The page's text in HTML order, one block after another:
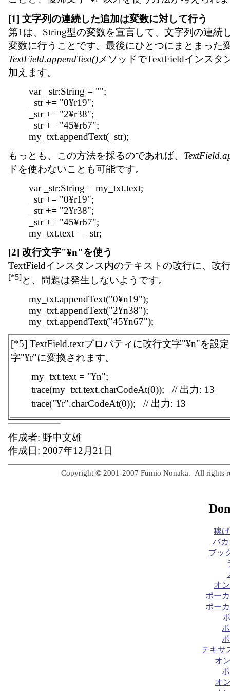
[1] 文字列の連続した追加は変数に対して行う
第1は、String型の変数を宣言して、文字列の連続
変数に行うことです。最後にひとつにまとまった
TextField.appendText()メソッドでTextFieldインスタ
加えます。
var _str:String = "";
_str += "0¥r19";
_str += "2¥r38";
_str += "45¥r67";
my_txt.appendText(_str);
もっとも、この方法を採るのであれば、
ドを使わないことも可能です。
var _str:String = my_txt.text;
_str += "0¥r19";
_str += "2¥r38";
_str += "45¥r67";
my_txt.text = _str;
[2] 改行文字"¥n"を使う
TextFieldインスタンス内のテキストの改行に、改
[*5]と、問題は発生しないようです。
my_txt.appendText("0¥n19");
my_txt.appendText("2¥n38");
my_txt.appendText("45¥n67");
[*5] TextField.textプロパティに改行文字"¥n"を設
字"¥r"に変換されます。
my_txt.text = "¥n";
trace(my_txt.text.charCodeAt(0)); // 出力: 13
trace("¥r".charCodeAt(0)); // 出力: 13
作成者: 野中文雄
作成日: 2007年12月21日
Copyright © 2001-2007 Fumio Nonaka. All rights
稼
バ
ブッ
オ
ポー
ポー
テキサ
オ
オ